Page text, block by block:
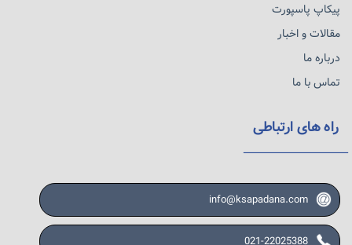
پیکاپ پاسپورت
مقالات و اخبار
درباره ما
تماس با ما
راه های ارتباطی
info@ksapadana.com
021-22025388